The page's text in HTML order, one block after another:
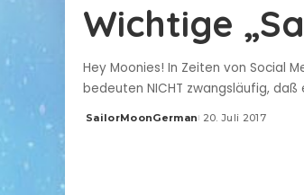
Wichtige
Hey Moonies! In Zeiten von Social
bedeuten NICHT zwangsläufig,
Posted
SailorMoonGerman 20. Juli 2017